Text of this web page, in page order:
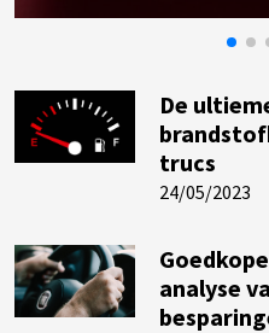
De
trucs
24/05/2023
analyse